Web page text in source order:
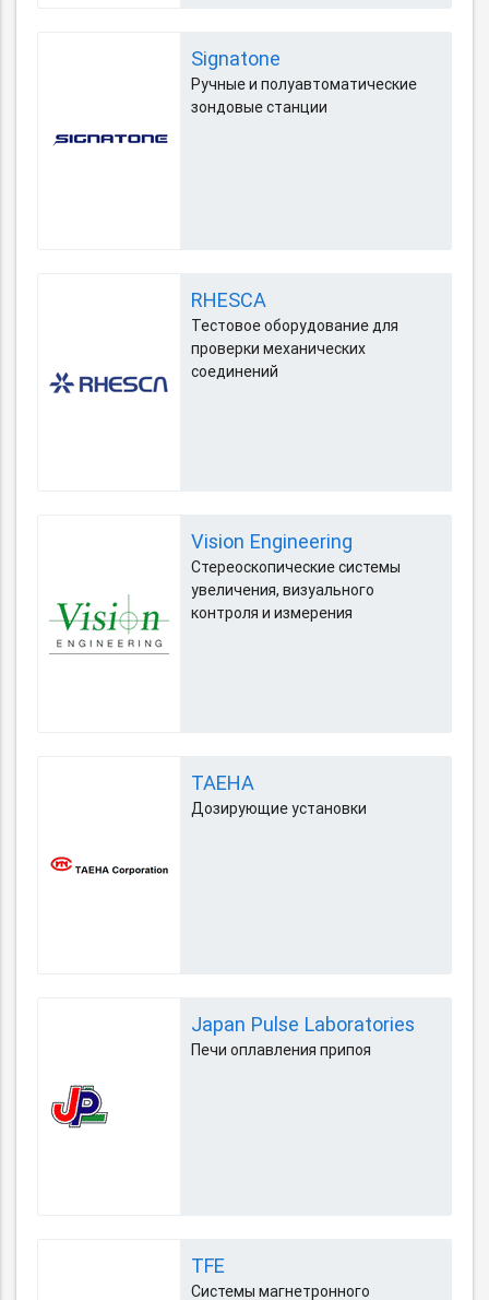
Signatone
Ручные и полуавтоматические
зондовые станции
RHESCA
Тестовое оборудование для
проверки механических
соединений
Vision Engineering
Стереоскопические системы
увеличения, визуального
контроля и измерения
TAEHA
Дозирующие установки
Japan Pulse Laboratories
Печи оплавления припоя
TFE
Системы магнетронного